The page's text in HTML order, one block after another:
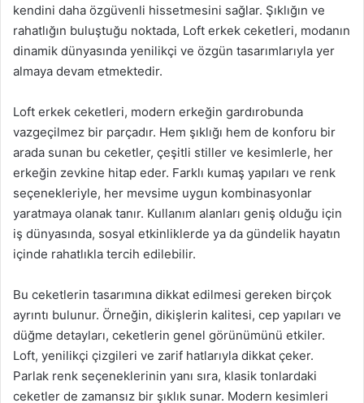
kendini daha özgüvenli hissetmesini sağlar. Şıklığın ve
rahatlığın buluştuğu noktada, Loft erkek ceketleri, modanın
dinamik dünyasında yenilikçi ve özgün tasarımlarıyla yer
almaya devam etmektedir.
Loft erkek ceketleri, modern erkeğin gardırobunda
vazgeçilmez bir parçadır. Hem şıklığı hem de konforu bir
arada sunan bu ceketler, çeşitli stiller ve kesimlerle, her
erkeğin zevkine hitap eder. Farklı kumaş yapıları ve renk
seçenekleriyle, her mevsime uygun kombinasyonlar
yaratmaya olanak tanır. Kullanım alanları geniş olduğu için
iş dünyasında, sosyal etkinliklerde ya da gündelik hayatın
içinde rahatlıkla tercih edilebilir.
Bu ceketlerin tasarımına dikkat edilmesi gereken birçok
ayrıntı bulunur. Örneğin, dikişlerin kalitesi, cep yapıları ve
düğme detayları, ceketlerin genel görünümünü etkiler.
Loft, yenilikçi çizgileri ve zarif hatlarıyla dikkat çeker.
Parlak renk seçeneklerinin yanı sıra, klasik tonlardaki
ceketler de zamansız bir şıklık sunar. Modern kesimleri